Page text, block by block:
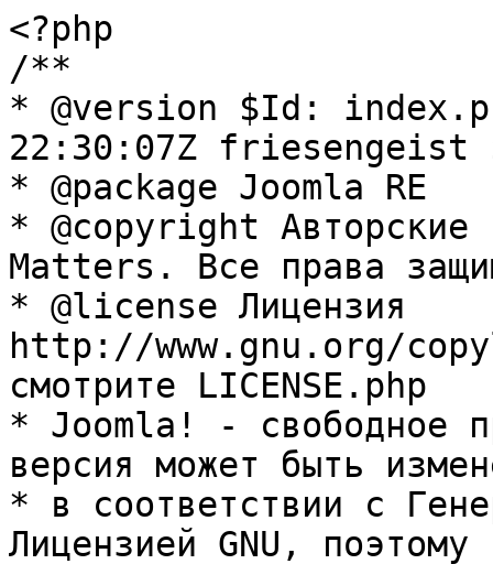
<?php
/**
* @version $Id:
22:30:07Z friesengeist
* @package Joomla RE
* @copyright Авторские
Matters. Все права
* @license Лицензия
http://www.gnu.org/
смотрите LICENSE.php
* Joomla! - свободное
версия может быть
* в соответствии с
Лицензией GNU, поэтому